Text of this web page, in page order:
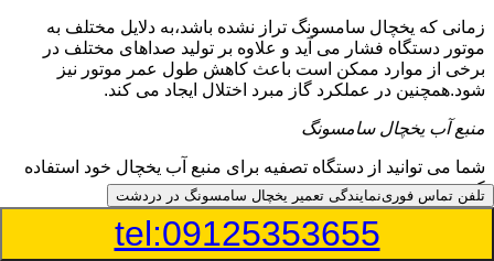
زمانی که یخچال سامسونگ تراز نشده باشد،به دلایل مختلف به
موتور دستگاه فشار می آید و علاوه بر تولید صداهای مختلف در
برخی از موارد ممکن است باعث کاهش طول عمر موتور نیز
شود.همچنین در عملکرد گاز مبرد اختلال ایجاد می کند.
منبع آب یخچال سامسونگ
شما می توانید از دستگاه تصفیه برای منبع آب یخچال خود استفاده
کنید
در دفترچه راهنمای یخچال سامسونگ قسمت ویژه ای به منبع آب
آن و راهنمایی لازم در زمینه نصب و استفاده از آن اختصاص داده
تلفن تماس فورینمایندگی تعمیر یخچال سامسونگ در دردشت
tel:09125353655